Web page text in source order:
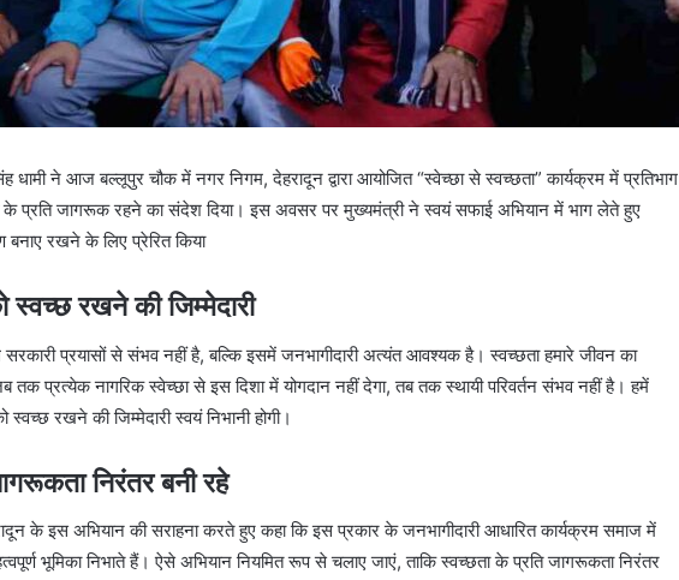
धामी ने आज बल्लूपुर चौक में नगर निगम, देहरादून द्वारा आयोजित “स्वेच्छा से स्वच्छता” कार्यक्रम में प्रतिभाग
के प्रति जागरूक रहने का संदेश दिया। इस अवसर पर मुख्यमंत्री ने स्वयं सफाई अभियान में भाग लेते हुए
बनाए रखने के लिए प्रेरित किया
रखने की जिम्मेदारी
प्रयासों से संभव नहीं है, बल्कि इसमें जनभागीदारी अत्यंत आवश्यक है। स्वच्छता हमारे जीवन का
तक प्रत्येक नागरिक स्वेच्छा से इस दिशा में योगदान नहीं देगा, तब तक स्थायी परिवर्तन संभव नहीं है। हमें
रखने की जिम्मेदारी स्वयं निभानी होगी।
निरंतर बनी रहे
के इस अभियान की सराहना करते हुए कहा कि इस प्रकार के जनभागीदारी आधारित कार्यक्रम समाज में
भूमिका निभाते हैं। ऐसे अभियान नियमित रूप से चलाए जाएं, ताकि स्वच्छता के प्रति जागरूकता निरंतर